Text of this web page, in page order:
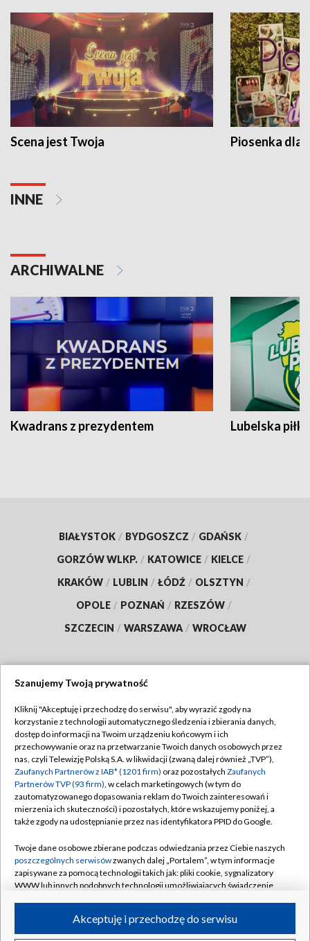
Scena jest Twoja Piosenka dla
INNE
ARCHIWALNE
Kwadrans z prezydentem Lubelska piłka
BIAŁYSTOK / BYDGOSZCZ / GDAŃSK /
GORZÓW WLKP. / KATOWICE / KIELCE /
KRAKÓW / LUBLIN / ŁÓDŹ / OLSZTYN /
OPOLE / POZNAŃ / RZESZÓW /
SZCZECIN / WARSZAWA / WROCŁAW
TVP
Abonament TVP
Emisja w TVP
Centrum informacji TVP
Naziemna Telewizja Cyfrowa
Rada Programowa
System NOS
Informacje o nadawcy
Program dla prasy
Regulamin TVP
Polityka prywatności
Moje zgody
Pomoc
Kontakt
Kanały
Szanujemy Twoją prywatność
Kliknij "Akceptuję i przechodzę do serwisu", aby wyrazić zgody na
korzystanie z technologii automatycznego śledzenia i zbierania danych,
dostęp do informacji na Twoim urządzeniu końcowym i ich
przechowywanie oraz na przetwarzanie Twoich danych osobowych przez
nas, czyli Telewizję Polską S.A. w likwidacji (zwaną dalej również „TVP”),
Zaufanych Partnerów z IAB* (1201 firm) oraz pozostałych Zaufanych
Partnerów TVP (93 firm), w celach marketingowych (w tym do
zautomatyzowanego dopasowania reklam do Twoich zainteresowań i
mierzenia ich skuteczności) i pozostałych, które wskazujemy poniżej, a
także zgody na udostępnianie przez nas identyfikatora PPID do Google.
Twoje dane osobowe zbierane podczas odwiedzania przez Ciebie naszych
poszczególnych serwisówzwanych dalej „Portalem”, w tym informacje
zapisywane za pomocą technologii takich jak: pliki cookie, sygnalizatory
WWW lub innych podobnych technologii umożliwiających świadczenie
ruchu w Internecie.Akceptuję i przechodzę do serwisu